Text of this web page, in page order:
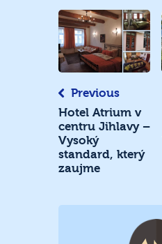
Navigace
pro
příspěvek
Previous
Hotel Atrium v
centru Jihlavy –
Vysoký
standard, který
zaujme